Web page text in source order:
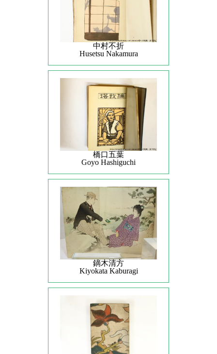
中村不折
Husetsu Nakamura
橋口五葉
Goyo Hashiguchi
鏑木清方
Kiyokata Kaburagi